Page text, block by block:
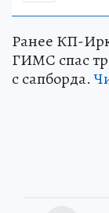
Ранее КП-
ГИМС спас
с сапборда.